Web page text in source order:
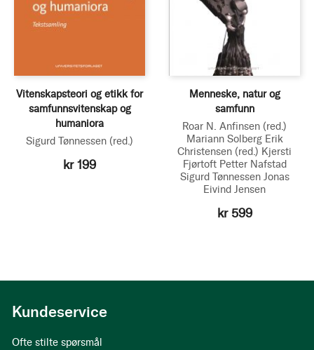
Vitenskapsteori og etikk for
samfunnsvitenskap og
humaniora
Sigurd Tønnessen (red.)
kr 199
Menneske, natur og
samfunn
Roar N. Anfinsen (red.)
Mariann Solberg Erik
Christensen (red.) Kjersti
Fjørtoft Petter Nafstad
Sigurd Tønnessen Jonas
Eivind Jensen
kr 599
Kundeservice
Ofte stilte spørsmål